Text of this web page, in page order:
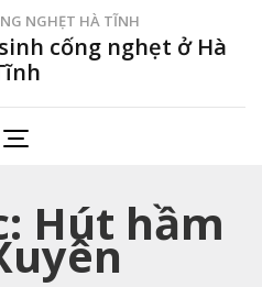
NGHẸT HÀ TĨNH
cống nghẹt ở Hà
Hút hầm